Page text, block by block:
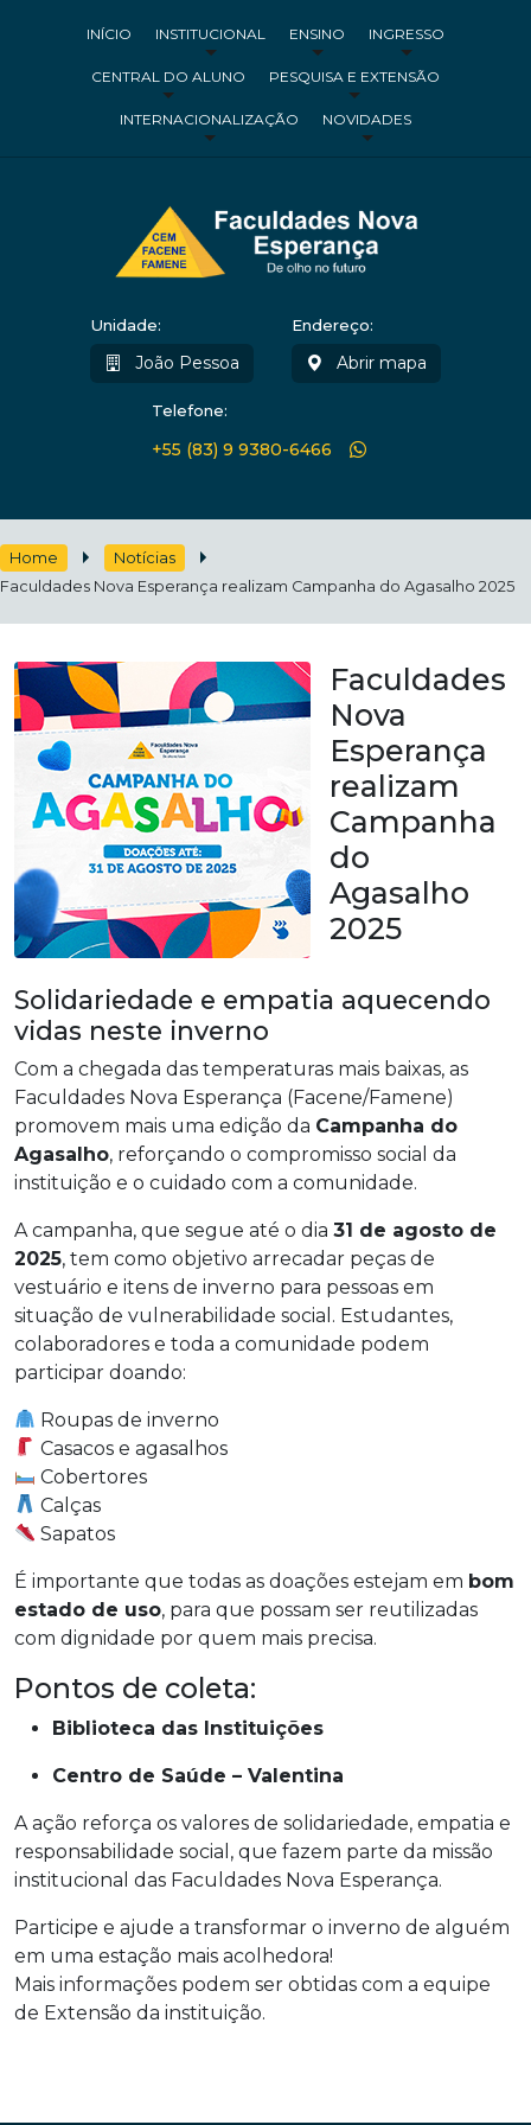
INÍCIO INSTITUCIONAL ENSINO INGRESSO
CENTRAL DO ALUNO PESQUISA E EXTENSÃO
INTERNACIONALIZAÇÃO NOVIDADES
Unidade:
João Pessoa
Endereço:
Abrir mapa
Telefone:
+55 (83) 9 9380-6466
Home
Notícias
Faculdades Nova Esperança realizam Campanha do Agasalho 2025
Faculdades
Nova
Esperança
realizam
Campanha
do
Agasalho
2025
Solidariedade e empatia aquecendo
vidas neste inverno
Com a chegada das temperaturas mais baixas, as
Faculdades Nova Esperança (Facene/Famene)
promovem mais uma edição da Campanha do
Agasalho, reforçando o compromisso social da
instituição e o cuidado com a comunidade.
A campanha, que segue até o dia 31 de agosto de
2025, tem como objetivo arrecadar peças de
vestuário e itens de inverno para pessoas em
situação de vulnerabilidade social. Estudantes,
colaboradores e toda a comunidade podem
participar doando:
Roupas de inverno
Casacos e agasalhos
Cobertores
Calças
Sapatos
É importante que todas as doações estejam em bom
estado de uso, para que possam ser reutilizadas
com dignidade por quem mais precisa.
Pontos de coleta:
Biblioteca das Instituições
Centro de Saúde – Valentina
A ação reforça os valores de solidariedade, empatia e
responsabilidade social, que fazem parte da missão
institucional das Faculdades Nova Esperança.
Participe e ajude a transformar o inverno de alguém
em uma estação mais acolhedora!
Mais informações podem ser obtidas com a equipe
de Extensão da instituição.